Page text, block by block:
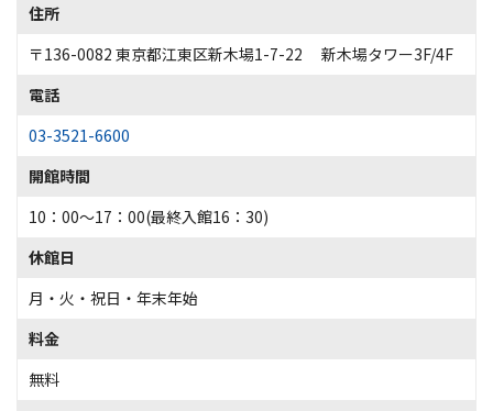
住所
〒136-0082 東京都江東区新木場1-7-22 新木場タワー3F/4F
電話
03-3521-6600
開館時間
10：00～17：00(最終入館16：30)
休館日
月・火・祝日・年末年始
料金
無料